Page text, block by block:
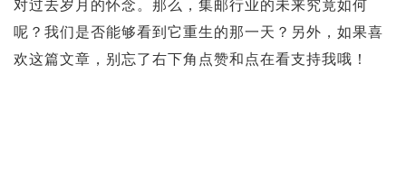
对过去岁月的怀念。那么，集邮行业的未来究竟如何
呢？我们是否能够看到它重生的那一天？另外，如果喜
欢这篇文章，别忘了右下角点赞和点在看支持我哦！